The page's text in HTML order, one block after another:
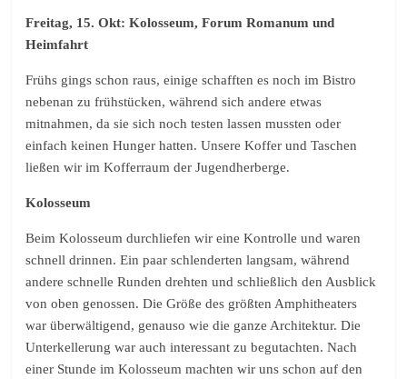
Freitag, 15. Okt: Kolosseum, Forum Romanum und
Heimfahrt
Frühs gings schon raus, einige schafften es noch im Bistro
nebenan zu frühstücken, während sich andere etwas
mitnahmen, da sie sich noch testen lassen mussten oder
einfach keinen Hunger hatten. Unsere Koffer und Taschen
ließen wir im Kofferraum der Jugendherberge.
Kolosseum
Beim Kolosseum durchliefen wir eine Kontrolle und waren
schnell drinnen. Ein paar schlenderten langsam, während
andere schnelle Runden drehten und schließlich den Ausblick
von oben genossen. Die Größe des größten Amphitheaters
war überwältigend, genauso wie die ganze Architektur. Die
Unterkellerung war auch interessant zu begutachten. Nach
einer Stunde im Kolosseum machten wir uns schon auf den